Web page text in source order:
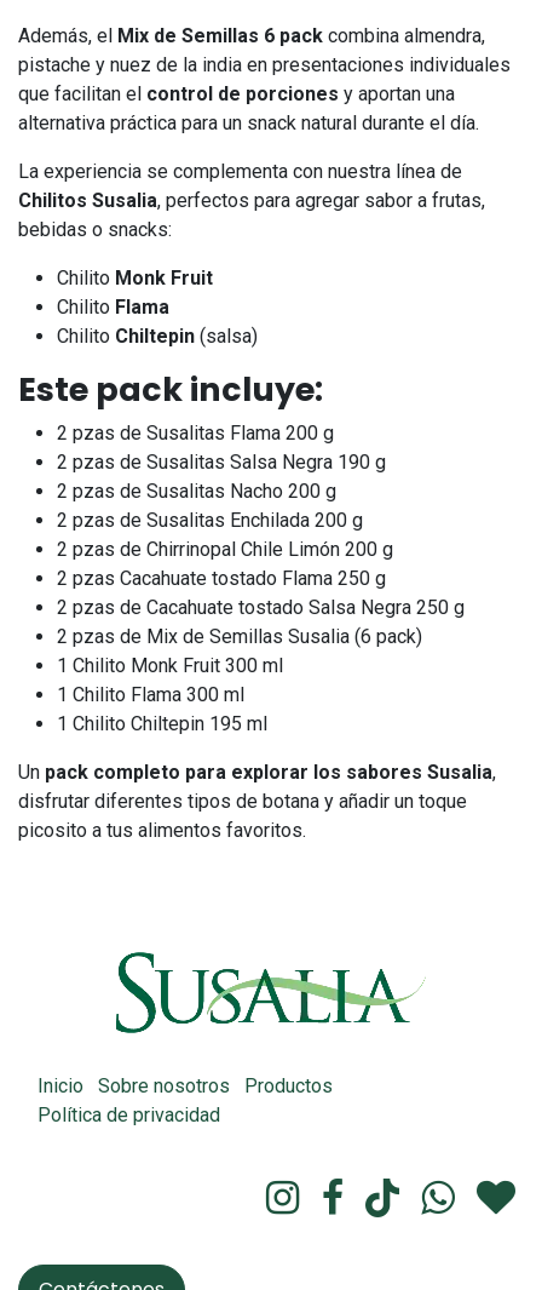
Además, el Mix de Semillas 6 pack combina almendra,
pistache y nuez de la india en presentaciones individuales
que facilitan el control de porciones y aportan una
alternativa práctica para un snack natural durante el día.
La experiencia se complementa con nuestra línea de
Chilitos Susalia, perfectos para agregar sabor a frutas,
bebidas o snacks:
Chilito Monk Fruit
Chilito Flama
Chilito Chiltepin (salsa)
Este pack incluye:
2 pzas de Susalitas Flama 200 g
2 pzas de Susalitas Salsa Negra 190 g
2 pzas de Susalitas Nacho 200 g
2 pzas de Susalitas Enchilada 200 g
2 pzas de Chirrinopal Chile Limón 200 g
2 pzas Cacahuate tostado Flama 250 g
2 pzas de Cacahuate tostado Salsa Negra 250 g
2 pzas de Mix de Semillas Susalia (6 pack)
1 Chilito Monk Fruit 300 ml
1 Chilito Flama 300 ml
1 Chilito Chiltepin 195 ml
Un pack completo para explorar los sabores Susalia,
disfrutar diferentes tipos de botana y añadir un toque
picosito a tus alimentos favoritos.
Inicio Sobre nosotros
Productos
Política de privacidad